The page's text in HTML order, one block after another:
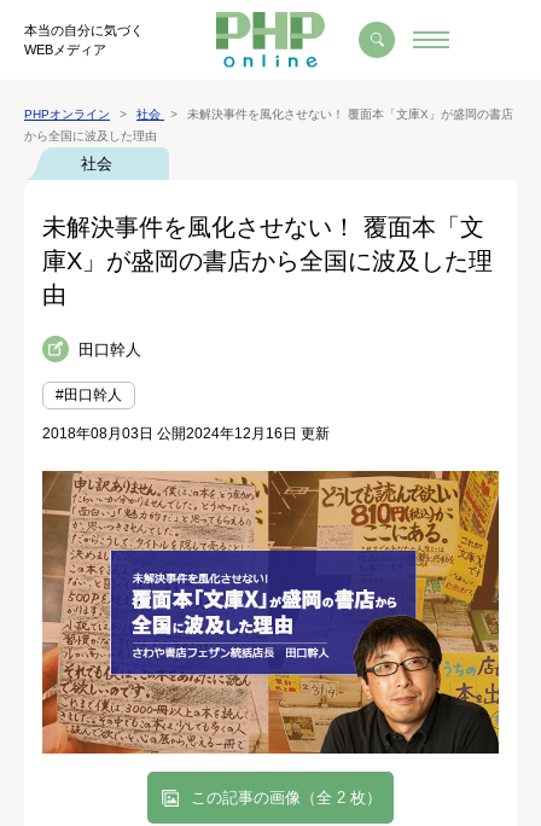
本当の自分に気づく
WEBメディア
PHPオンライン 社会
未解決事件を風化させない！ 覆面本「文庫X」が盛岡の書店
から全国に波及した理由
社会
未解決事件を風化させない！ 覆面本「文
庫X」が盛岡の書店から全国に波及した理
由
田口幹人
#田口幹人
2018年08月03日 公開2024年12月16日 更新
この記事の画像（全 2 枚）